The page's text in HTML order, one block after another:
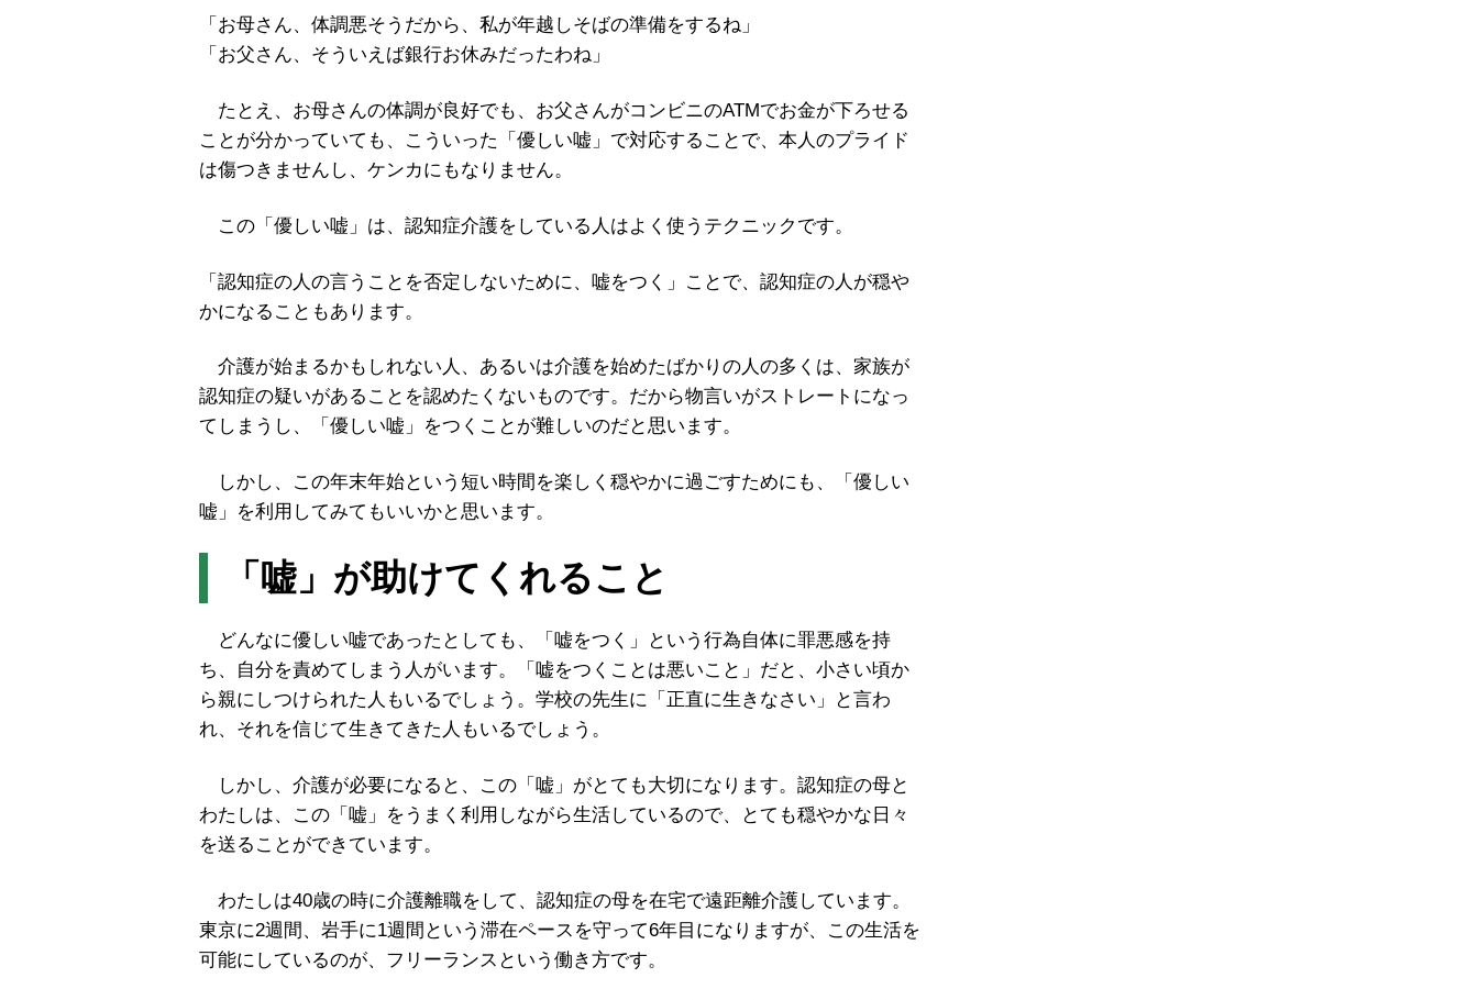
「お母さん、体調悪そうだから、私が年越しそばの準備をするね」
「お父さん、そういえば銀行お休みだったわね」
たとえ、お母さんの体調が良好でも、お父さんがコンビニのATMでお金が下ろせる
ことが分かっていても、こういった「優しい嘘」で対応することで、本人のプライド
は傷つきませんし、ケンカにもなりません。
この「優しい嘘」は、認知症介護をしている人はよく使うテクニックです。
「認知症の人の言うことを否定しないために、嘘をつく」ことで、認知症の人が穏や
かになることもあります。
介護が始まるかもしれない人、あるいは介護を始めたばかりの人の多くは、家族が
認知症の疑いがあることを認めたくないものです。だから物言いがストレートになっ
てしまうし、「優しい嘘」をつくことが難しいのだと思います。
しかし、この年末年始という短い時間を楽しく穏やかに過ごすためにも、「優しい
嘘」を利用してみてもいいかと思います。
「嘘」が助けてくれること
どんなに優しい嘘であったとしても、「嘘をつく」という行為自体に罪悪感を持
ち、自分を責めてしまう人がいます。「嘘をつくことは悪いこと」だと、小さい頃か
ら親にしつけられた人もいるでしょう。学校の先生に「正直に生きなさい」と言わ
れ、それを信じて生きてきた人もいるでしょう。
しかし、介護が必要になると、この「嘘」がとても大切になります。認知症の母と
わたしは、この「嘘」をうまく利用しながら生活しているので、とても穏やかな日々
を送ることができています。
わたしは40歳の時に介護離職をして、認知症の母を在宅で遠距離介護しています。
東京に2週間、岩手に1週間という滞在ペースを守って6年目になりますが、この生活を
可能にしているのが、フリーランスという働き方です。